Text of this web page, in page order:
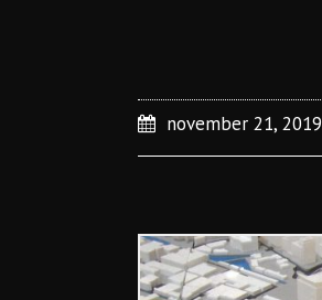
november 21, 2019